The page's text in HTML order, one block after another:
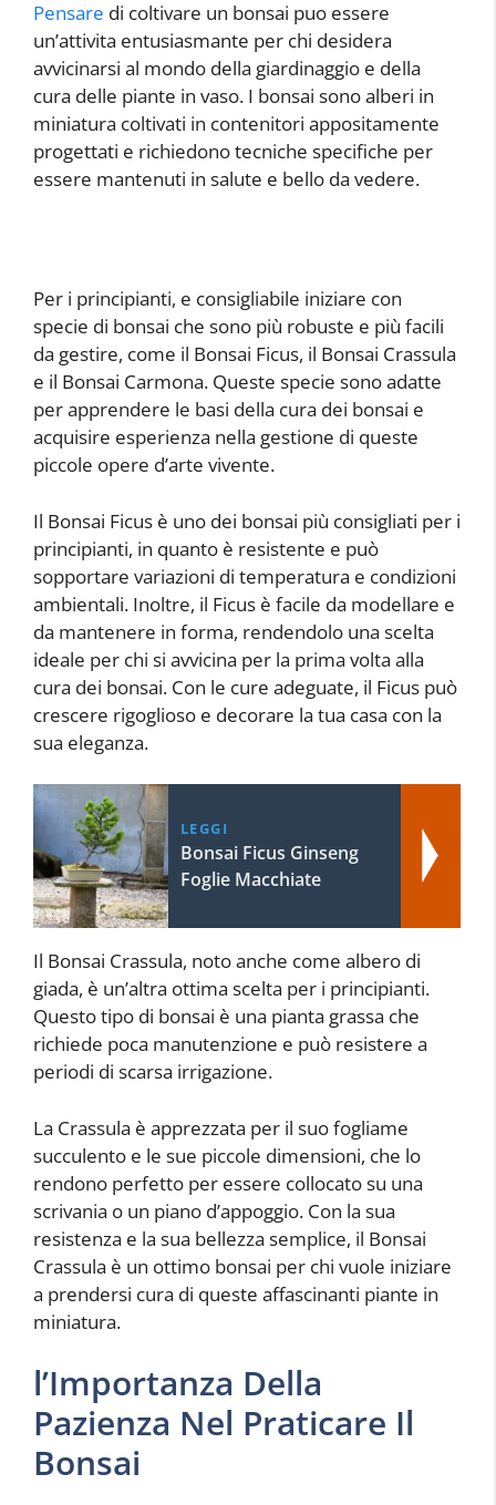
Pensare di coltivare un bonsai puo essere
un’attivita entusiasmante per chi desidera
avvicinarsi al mondo della giardinaggio e della
cura delle piante in vaso. I bonsai sono alberi in
miniatura coltivati in contenitori appositamente
progettati e richiedono tecniche specifiche per
essere mantenuti in salute e bello da vedere.
Per i principianti, e consigliabile iniziare con
specie di bonsai che sono più robuste e più facili
da gestire, come il Bonsai Ficus, il Bonsai Crassula
e il Bonsai Carmona. Queste specie sono adatte
per apprendere le basi della cura dei bonsai e
acquisire esperienza nella gestione di queste
piccole opere d’arte vivente.
Il Bonsai Ficus è uno dei bonsai più consigliati per i
principianti, in quanto è resistente e può
sopportare variazioni di temperatura e condizioni
ambientali. Inoltre, il Ficus è facile da modellare e
da mantenere in forma, rendendolo una scelta
ideale per chi si avvicina per la prima volta alla
cura dei bonsai. Con le cure adeguate, il Ficus può
crescere rigoglioso e decorare la tua casa con la
sua eleganza.
LEGGI
Bonsai Ficus Ginseng
Foglie Macchiate
Il Bonsai Crassula, noto anche come albero di
giada, è un’altra ottima scelta per i principianti.
Questo tipo di bonsai è una pianta grassa che
richiede poca manutenzione e può resistere a
periodi di scarsa irrigazione.
La Crassula è apprezzata per il suo fogliame
succulento e le sue piccole dimensioni, che lo
rendono perfetto per essere collocato su una
scrivania o un piano d’appoggio. Con la sua
resistenza e la sua bellezza semplice, il Bonsai
Crassula è un ottimo bonsai per chi vuole iniziare
a prendersi cura di queste affascinanti piante in
miniatura.
l’Importanza Della
Pazienza Nel Praticare Il
Bonsai